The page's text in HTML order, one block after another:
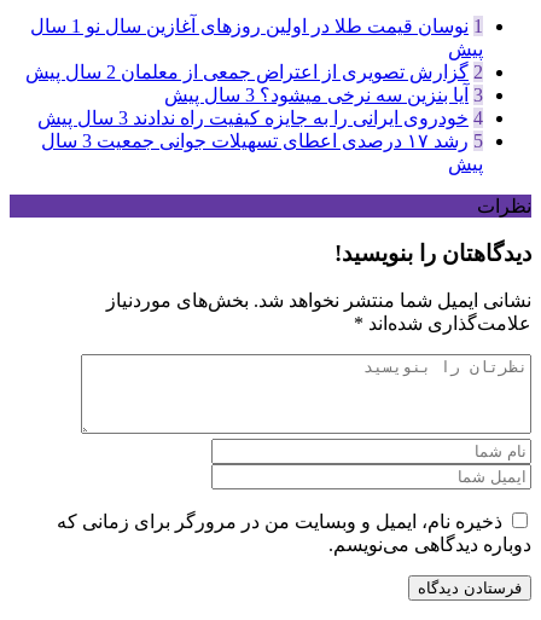
1 نوسان قیمت طلا در اولین روزهای آغازین سال نو
1 سال
پیش
2 گزارش تصویری از اعتراض جمعی از معلمان 2 سال پیش
3 آیا بنزین سه نرخی میشود؟ 3 سال پیش
4 خودروی ایرانی را به جایزه کیفیت راه ندادند 3 سال پیش
5 رشد ۱۷ درصدی اعطای تسهیلات جوانی جمعیت
3 سال
پیش
نظرات
دیدگاهتان را بنویسید!
نشانی ایمیل شما منتشر نخواهد شد. بخش‌های موردنیاز
علامت‌گذاری شده‌اند *
ذخیره نام، ایمیل و وبسایت من در مرورگر برای زمانی که
دوباره دیدگاهی می‌نویسم.